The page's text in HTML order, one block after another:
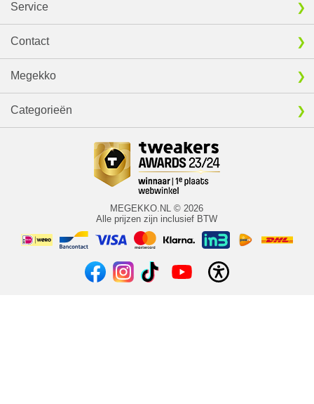
Service
Contact
Megekko
Categorieën
MEGEKKO.NL © 2026
Alle prijzen zijn inclusief BTW